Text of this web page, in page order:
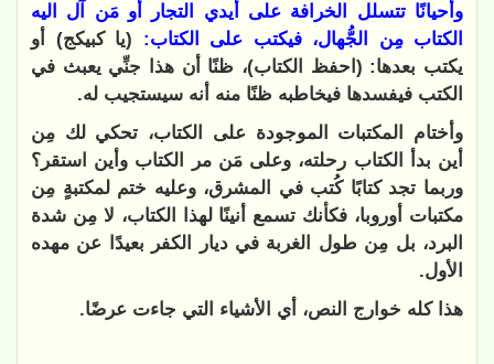
وأحيانًا تتسلل الخرافة على أيدي التجار أو مَن آل اليه
الكتاب مِن الجُّهال، فيكتب على الكتاب: (يا كبيكج) أو
يكتب بعدها: (احفظ الكتاب)، ظنًا أن هذا جنِّي يعبث في
الكتب فيفسدها فيخاطبه ظنًا منه أنه سيستجيب له.
وأختام المكتبات الموجودة على الكتاب، تحكي لك مِن
أين بدأ الكتاب رحلته، وعلى مَن مر الكتاب وأين استقر؟
وربما تجد كتابًا كُتب في المشرق، وعليه ختم لمكتبةٍ مِن
مكتبات أوروبا، فكأنك تسمع أنينًا لهذا الكتاب، لا مِن شدة
البرد، بل مِن طول الغربة في ديار الكفر بعيدًا عن مهده
الأول.
هذا كله خوارج النص، أي الأشياء التي جاءت عرضًا.